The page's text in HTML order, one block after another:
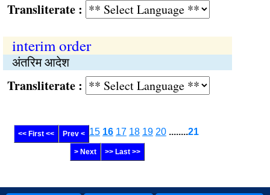
:
interim order
अंतरिम आदेश
:
<< First << Prev < 15 16 17 18 19 20 ........21
> Next >> Last >>